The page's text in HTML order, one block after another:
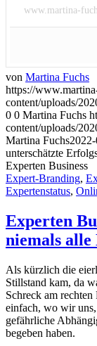
www.martina-
von Martina Fuchs
https://
content/uploads/
0 0 Martina Fuchs
content/uploads/
Martina Fuchs
unterschätzte
Experten Business
Expert-Branding,
Expertenstatus,
Experten
niemals
Als kürzlich die
Stillstand kam, da
Schreck am
einfach, wo wir
gefährliche
begeben haben.